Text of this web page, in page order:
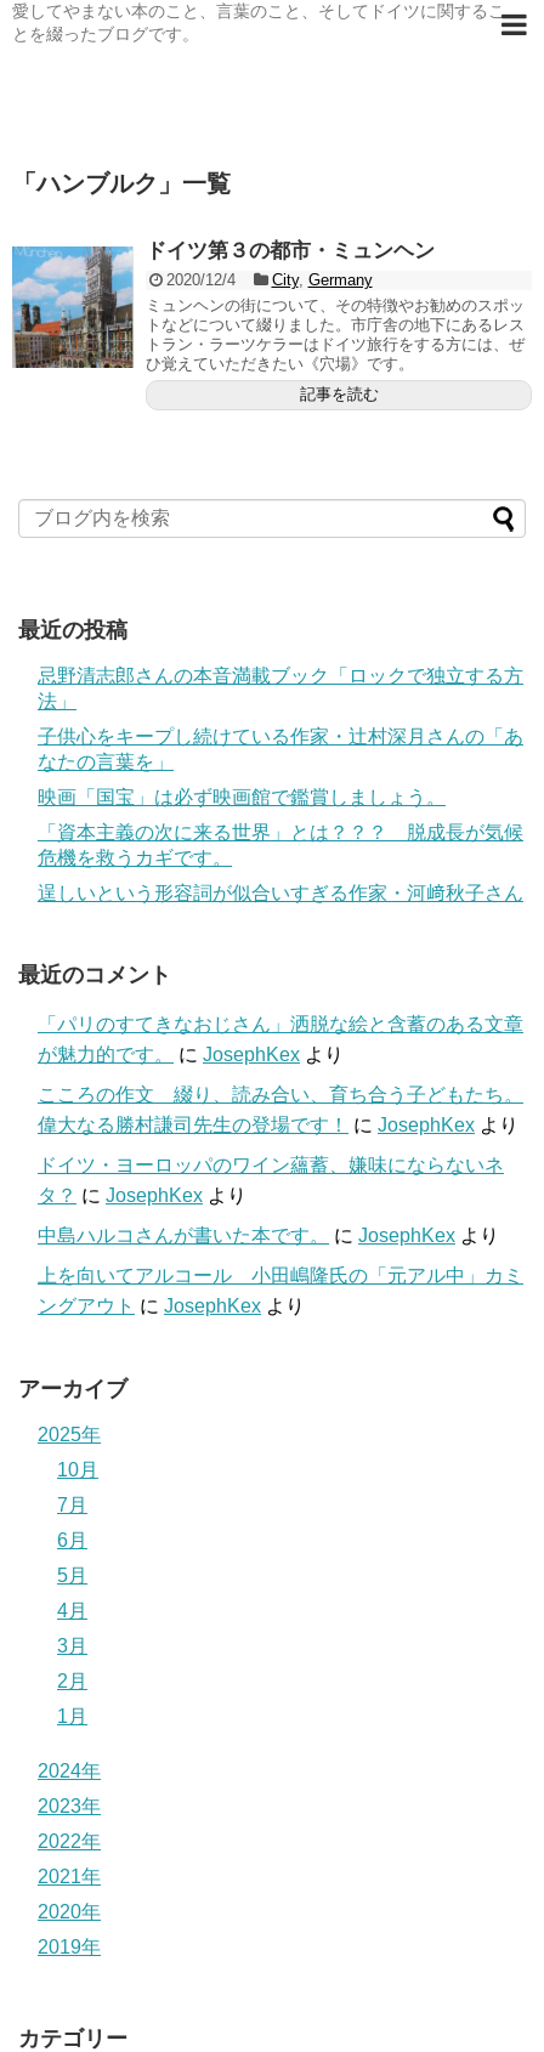
愛してやまない本のこと、言葉のこと、そしてドイツに関するこ
とを綴ったブログです。
「ハンブルク 」 一覧
ドイツ第３の都市・ミュンヘン
2020/12/4 City, Germany
ミュンヘンの街について、その特徴やお勧めのスポッ
トなどについて綴りました。市庁舎の地下にあるレス
トラン・ラーツケラーはドイツ旅行をする方には、ぜ
ひ覚えていただきたい《穴場》です。
記事を読む
最近の投稿
忌野清志郎さんの本音満載ブック「ロックで独立する方
法」
子供心をキープし続けている作家・辻村深月さんの「あ
なたの言葉を」
映画「国宝」は必ず映画館で鑑賞しましょう。
「資本主義の次に来る世界」とは？？？ 脱成長が気候
危機を救うカギです。
逞しいという形容詞が似合いすぎる作家・河﨑秋子さん
最近のコメント
「パリのすてきなおじさん」洒脱な絵と含蓄のある文章
が魅力的です。
に JosephKex より
こころの作文 綴り、読み合い、育ち合う子どもたち。
偉大なる勝村謙司先生の登場です！
に JosephKex より
ドイツ・ヨーロッパのワイン蘊蓄、嫌味にならないネ
タ？ に JosephKex より
中島ハルコさんが書いた本です。
に JosephKex より
上を向いてアルコール 小田嶋隆氏の「元アル中」カミ
ングアウト に JosephKex より
アーカイブ
2025年
10月
7月
6月
5月
4月
3月
2月
1月
2024年
2023年
2022年
2021年
2020年
2019年
カテゴリー